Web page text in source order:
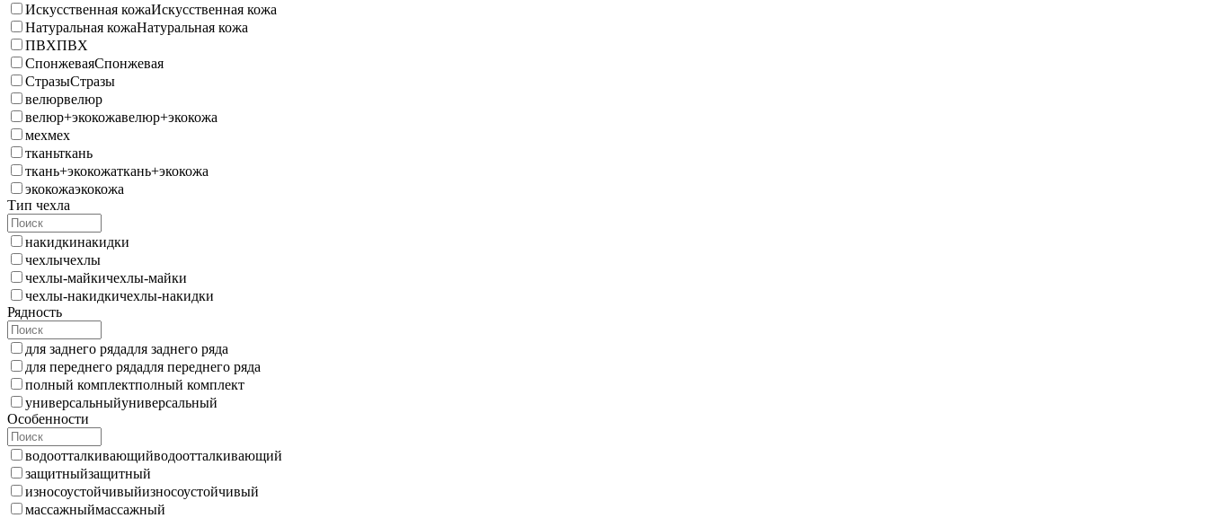
Искусственная кожаИскусственная кожа
Натуральная кожаНатуральная кожа
ПВХПВХ
СпонжеваяСпонжевая
СтразыСтразы
велюрвелюр
велюр+экокожавелюр+экокожа
мехмех
тканьткань
ткань+экокожаткань+экокожа
экокожаэкокожа
Тип чехла
накидкинакидки
чехлычехлы
чехлы-майкичехлы-майки
чехлы-накидкичехлы-накидки
Рядность
для заднего рядадля заднего ряда
для переднего рядадля переднего ряда
полный комплектполный комплект
универсальныйуниверсальный
Особенности
водоотталкивающийводоотталкивающий
защитныйзащитный
износоустойчивыйизносоустойчивый
массажныймассажный